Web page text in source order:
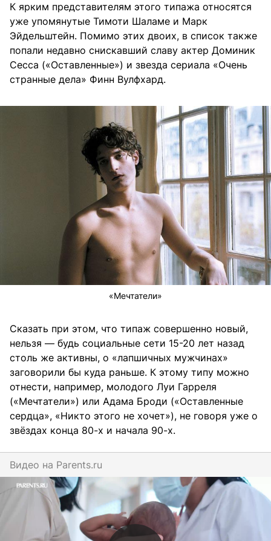
К ярким представителям этого типажа относятся
уже упомянутые Тимоти Шаламе и Марк
Эйдельштейн. Помимо этих двоих, в список также
попали недавно снискавший славу актер Доминик
Сесса («Оставленные») и звезда сериала «Очень
странные дела» Финн Вулфхард.
«Мечтатели»
Сказать при этом, что типаж совершенно новый,
нельзя — будь социальные сети 15-20 лет назад
столь же активны, о «лапшичных мужчинах»
заговорили бы куда раньше. К этому типу можно
отнести, например, молодого Луи Гарреля
(«Мечтатели») или Адама Броди («Оставленные
сердца», «Никто этого не хочет»), не говоря уже о
звёздах конца 80-х и начала 90-х.
Видео на parents.ru